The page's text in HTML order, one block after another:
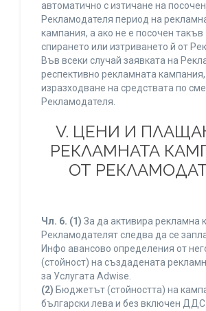
автоматично с изтичане на
Рекламодателя период на
кампания, а ако не е посочен такъв
спирането или изтриването й от
Във всеки случай заявката на
респективно рекламната кампания,
изразходване на средствата по
Рекламодателя.
V. ЦЕНИ И
РЕКЛАМНАТА
ОТ
Чл. 6. (1) За да активира рекламна
Рекламодателят следва да се
Инфо авансово определения от
(стойност) на създадената
за Услугата Adwise.
(2) Бюджетът (стойността) на
български лева и без включен ДДС.